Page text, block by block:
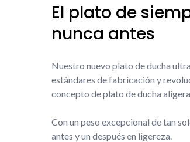
El plato de
nunca antes
Nuestro nuevo plato de ducha
estándares de fabricación y
concepto de plato de ducha
Con un peso excepcional de tan
antes y un después en ligereza.